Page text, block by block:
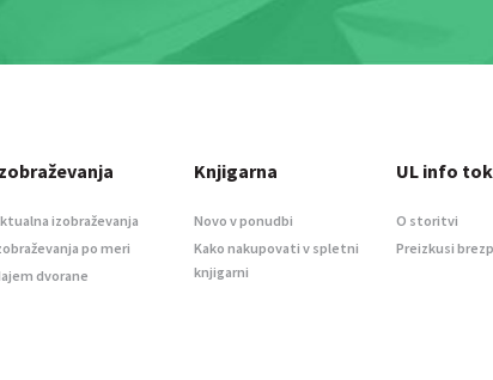
izobraževanja
po meri
dvorane
Knjigarna
Novo v ponudbi
Kako nakupovati v spletni
knjigarni
UL info tok
O storitvi
Preizkusi